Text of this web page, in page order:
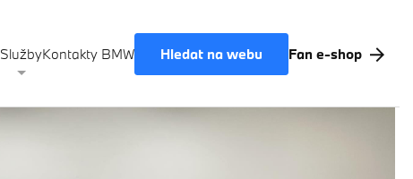
SlužbyKontakty BMW Hledat na webu Fan e-shop